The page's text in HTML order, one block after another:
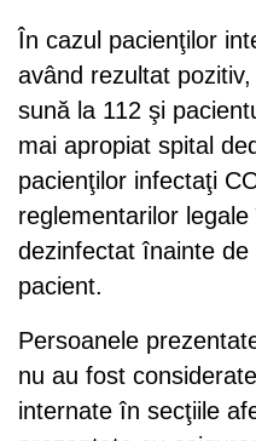
În cazul pacienţilor
având rezultat
sună la 112 şi
mai apropiat spital
pacienţilor infectaţi
reglementarilor
dezinfectat înainte
pacient.
Persoanele
nu au fost
internate în secţiile